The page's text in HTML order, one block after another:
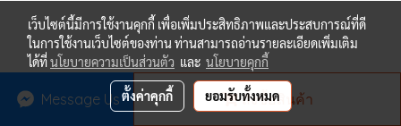
สั่งซื้อสินค้า
Message Us
เว็บไซต์นี้มีการใช้งานคุกกี้ เพื่อเพิ่มประสิทธิภาพและประสบการณ์ที่ดี
ในการใช้งานเว็บไซต์ของท่าน ท่านสามารถอ่านรายละเอียดเพิ่มเติม
ได้ที่นโยบายความเป็นส่วนตัว และ นโยบายคุกกี้
ตั้งค่าคุกกี้ ยอมรับทั้งหมด